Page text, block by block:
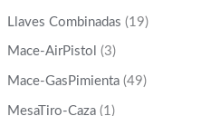
Llaves Combinadas (19)
Mace-AirPistol (3)
Mace-GasPimienta (49)
MesaTiro-Caza (1)